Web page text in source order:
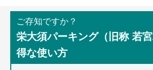
ご存知ですか？
栄大須パーキング（旧称 若
得な使い方